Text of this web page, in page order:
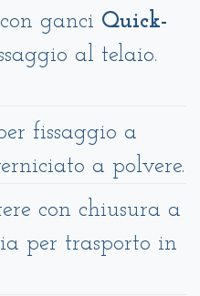
ganci Quick-
al telaio.
fissaggio a
a polvere.
con chiusura a
per trasporto in